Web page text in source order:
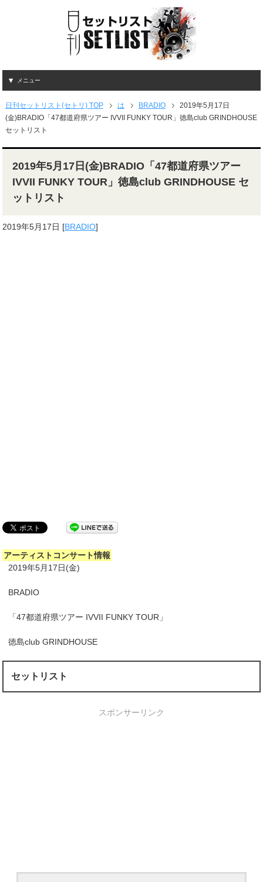
メニュー
日刊セットリスト(セトリ) TOP は BRADIO
2019年5月17日
(金)BRADIO「47都道府県ツアー IVVII FUNKY TOUR」徳島club GRINDHOUSE
セットリスト
2019年5月17日(金)BRADIO「47都道府県ツアー
IVVII FUNKY TOUR」徳島club GRINDHOUSE セ
ットリスト
2019年5月17日 [BRADIO]
アーティストコンサート情報
2019年5月17日(金)
BRADIO
「47都道府県ツアー IVVII FUNKY TOUR」
徳島club GRINDHOUSE
セットリスト
スポンサーリンク